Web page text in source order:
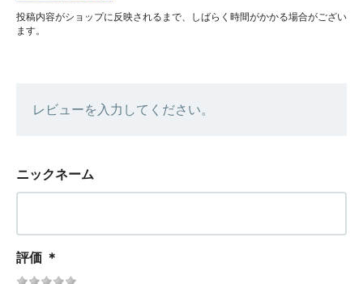
投稿内容がショップに反映されるまで、しばらく時間がかかる場合がござい
ます。
レビューを入力してください。
ニックネーム
評価 ＊